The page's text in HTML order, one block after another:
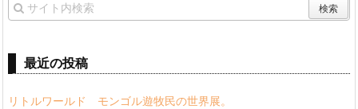
最近の投稿
リトルワールド モンゴル遊牧民の世界展。